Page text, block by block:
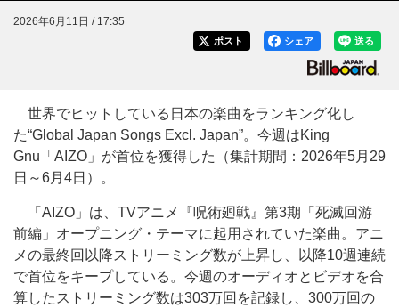
2026年6月11日 / 17:35
送る
シェア
ポスト
世界でヒットしている日本の楽曲をランキング化し
た“Global Japan Songs Excl. Japan”。今週はKing
Gnu「AIZO」が首位を獲得した（集計期間：2026年5月29
日～6月4日）。
「AIZO」は、TVアニメ『呪術廻戦』第3期「死滅回游
前編」オープニング・テーマに起用されていた楽曲。アニ
メの最終回以降ストリーミング数が上昇し、以降10週連続
で首位をキープしている。今週のオーディオとビデオを合
算したストリーミング数は303万回を記録し、300万回の